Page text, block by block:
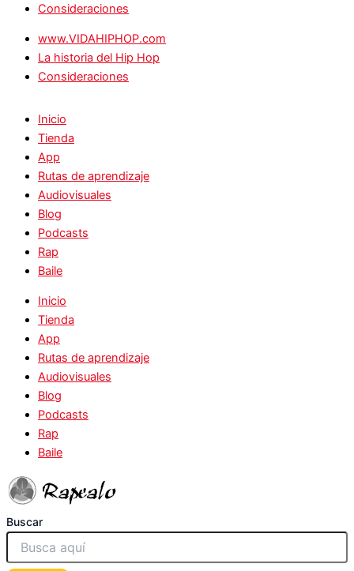
Consideraciones
www.VIDAHIPHOP.com
La historia del Hip Hop
Consideraciones
Inicio
Tienda
App
Rutas de aprendizaje
Audiovisuales
Blog
Podcasts
Rap
Baile
Inicio
Tienda
App
Rutas de aprendizaje
Audiovisuales
Blog
Podcasts
Rap
Baile
Buscar